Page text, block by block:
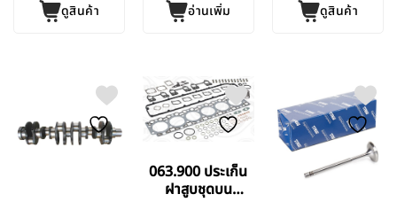
ดูสินค้า อ่านเพิ่ม ดูสินค้า
063.900 ประเก็น
ฝาสูบชุดบน